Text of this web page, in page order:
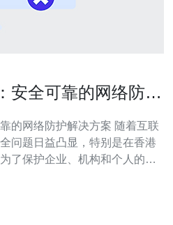
安全可靠的网络防护
络防护解决方案 随着互联
问题日益凸显，特别是在香港
了保护企业、机构和个人的网